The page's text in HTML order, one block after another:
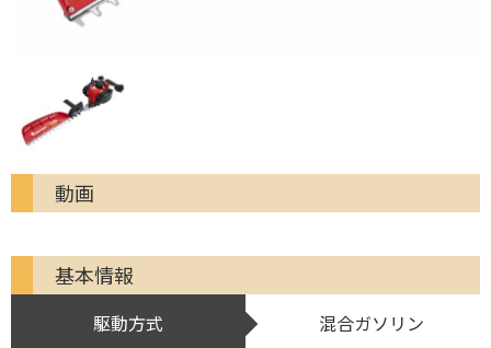
動画
基本情報
駆動方式 混合ガソリン